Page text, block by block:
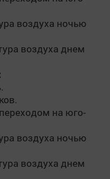
воздуха ночью
воздуха днем
на юго-
воздуха ночью
воздуха днем